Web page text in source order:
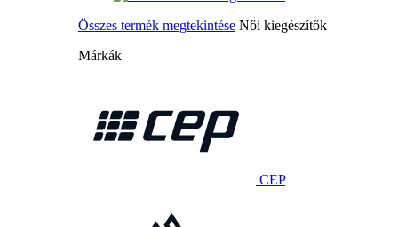
Összes termék megtekintése Női kiegészítők
Márkák
CEP